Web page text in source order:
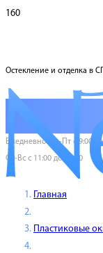
Остекление и отделка в
Ежедневно Пн-Пт с 9:00
Сб-Вс с 11:00 до 17:00
Главная
Пластиковые